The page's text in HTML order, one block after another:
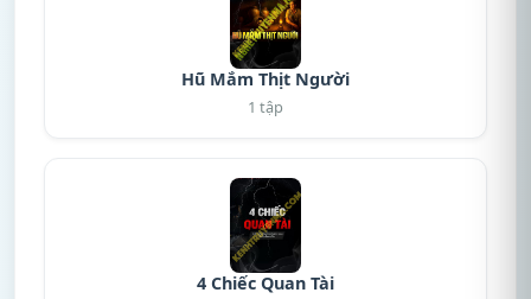
Hũ Mắm Thịt Người
1 tập
4 Chiếc Quan Tài